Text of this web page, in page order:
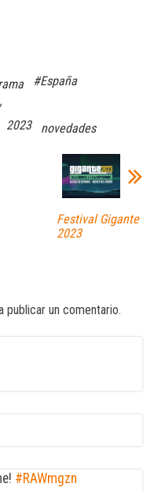
#España
2023 novedades
Festival Gigante
2023
publicar un comentario.
#RAWmgzn